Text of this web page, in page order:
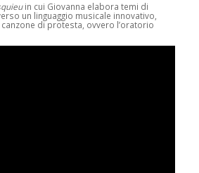
in cui Giovanna elabora temi di
un linguaggio musicale innovativo,
di protesta, ovvero l’oratorio